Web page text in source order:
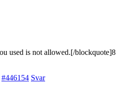
used is not allowed.[/blockquote]8
#446154 Svar